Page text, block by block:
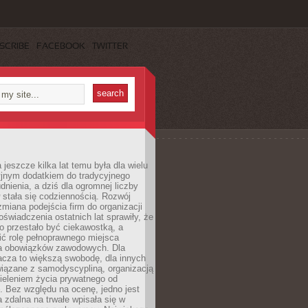
FACEBOOK TWITTER
jeszcze kilka lat temu była dla wielu
dodatkiem do tradycyjnego
a dziś dla ogromnej liczby
stała się codziennością. Rozwój
podejścia firm do organizacji
ostatnich lat sprawiły, że
przestało być ciekawostką, a
rolę pełnoprawnego miejsca
obowiązków zawodowych. Dla
to większą swobodę, dla innych
z samodyscypliną, organizacją
życia prywatnego od
Bez względu na ocenę, jedno jest
zdalna na trwałe wpisała się w